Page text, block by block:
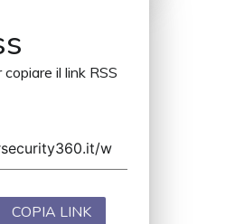
il link RSS
COPIA LINK